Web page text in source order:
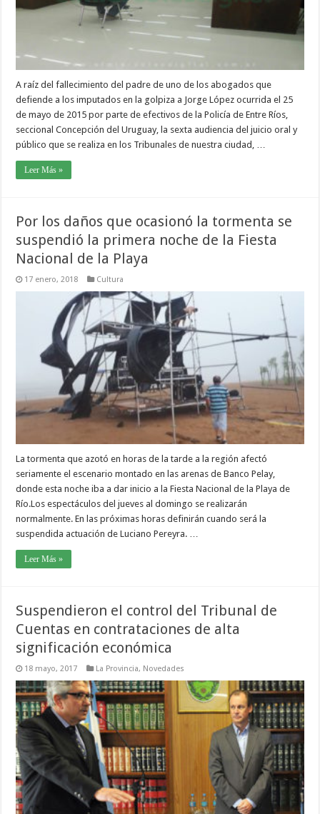
A raíz del fallecimiento del padre de uno de los abogados que
defiende a los imputados en la golpiza a Jorge López ocurrida el 25
de mayo de 2015 por parte de efectivos de la Policía de Entre Ríos,
seccional Concepción del Uruguay, la sexta audiencia del juicio oral y
público que se realiza en los Tribunales de nuestra ciudad, …
Leer Más »
Por los daños que ocasionó la tormenta se
suspendió la primera noche de la Fiesta
Nacional de la Playa
17 enero, 2018 Cultura
La tormenta que azotó en horas de la tarde a la región afectó
seriamente el escenario montado en las arenas de Banco Pelay,
donde esta noche iba a dar inicio a la Fiesta Nacional de la Playa de
Río.Los espectáculos del jueves al domingo se realizarán
normalmente. En las próximas horas definirán cuando será la
suspendida actuación de Luciano Pereyra. …
Leer Más »
Suspendieron el control del Tribunal de
Cuentas en contrataciones de alta
significación económica
18 mayo, 2017 La Provincia, Novedades